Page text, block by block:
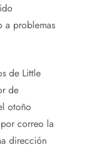
a problemas
de Little
de
otoño
correo la
dirección